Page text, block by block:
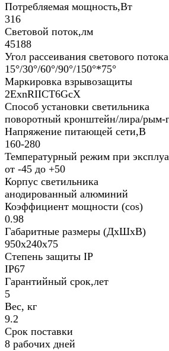
Потребляемая мощность,Вт
316
Световой поток,лм
45188
Угол рассеивания светового потока
15°/30°/60°/90°/150°*75°
Маркировка взрывозащиты
2ЕхnRIICT6GcХ
Способ установки светильника
поворотный кронштейн/лира/рым-
Напряжение питающей сети,В
160-280
Температурный режим при
от -45 до +50
Корпус светильника
анодированный алюминий
Коэффициент мощности (cos)
0.98
Габаритные размеры (ДхШхВ)
950х240х75
Степень защиты IP
IP67
Гарантийный срок,лет
5
Вес, кг
9.2
Срок поставки
8 рабочих дней